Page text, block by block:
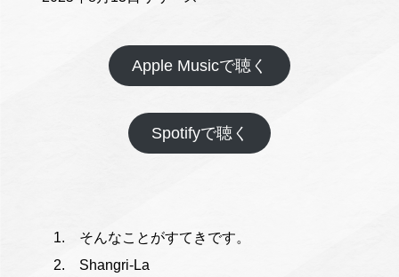
Apple Musicで聴く
Spotifyで聴く
そんなことがすてきです。
Shangri-La